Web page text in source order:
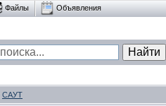
Файлы Объявления
САУТ